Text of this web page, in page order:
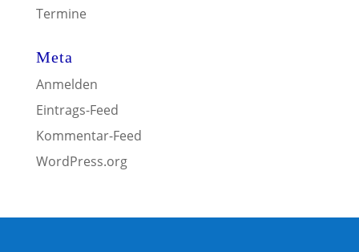
Termine
Meta
Anmelden
Eintrags-Feed
Kommentar-Feed
WordPress.org